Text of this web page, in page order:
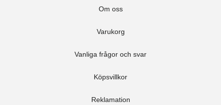
Om oss
Varukorg
Vanliga frågor och svar
Köpsvillkor
Reklamation